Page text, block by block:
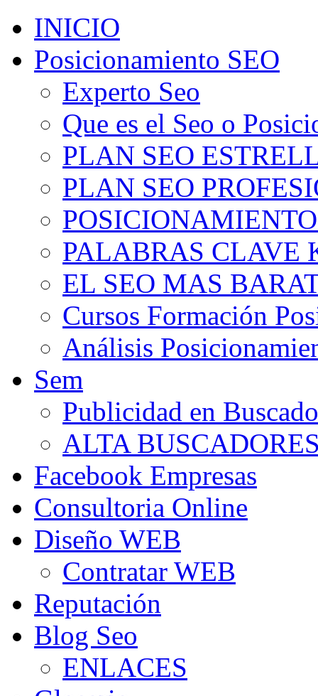
INICIO
Posicionamiento SEO
Experto Seo
Que es el Seo o
PLAN SEO
PLAN SEO
PALABRAS CLAVE
EL SEO MAS
Cursos Formación
Análisis
Sem
Publicidad en
ALTA
Facebook Empresas
Consultoria Online
Diseño WEB
Contratar WEB
Reputación
Blog Seo
ENLACES